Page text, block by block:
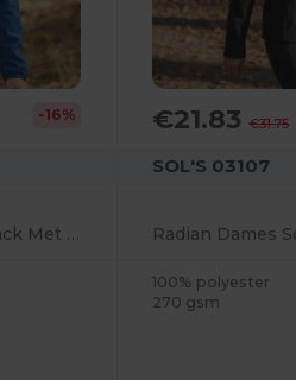
-16%
Falcon Dames Softshell Jack Met Rits Dames
€21.83€31.75
SOL'S 03107
100% polyester
270 gsm